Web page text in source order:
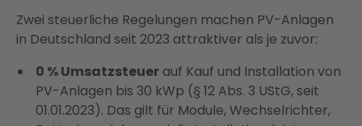
Zwei steuerliche Regelungen machen PV-Anlagen
in Deutschland seit 2023 attraktiver als je zuvor:
0 % Umsatzsteuer auf Kauf und Installation von
PV-Anlagen bis 30 kWp (§ 12 Abs. 3 UStG, seit
01.01.2023). Das gilt für Module, Wechselrichter,